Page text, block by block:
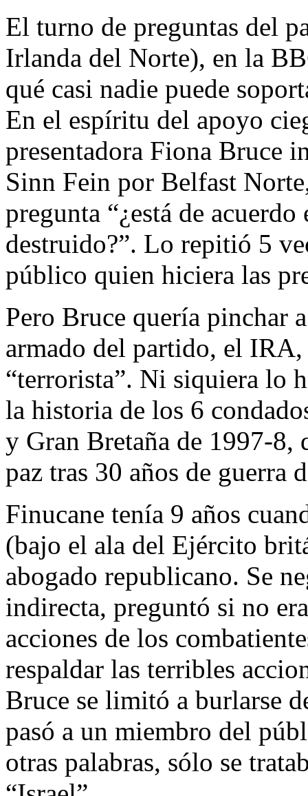
El turno de preguntas del
Irlanda del Norte), en la
qué casi nadie puede
En el espíritu del apoyo
presentadora Fiona Bruce
Sinn Fein por Belfast
pregunta “¿está de acuerdo
destruido?”. Lo repitió 5
público quien hiciera las
Pero Bruce quería pinchar
armado del partido, el
“terrorista”. Ni siquiera lo
la historia de los 6
y Gran Bretaña de 1997-8,
paz tras 30 años de guerra
Finucane tenía 9 años
(bajo el ala del Ejército
abogado republicano. Se
indirecta, preguntó si no
acciones de los
respaldar las terribles
Bruce se limitó a burlarse
pasó a un miembro del
otras palabras, sólo se